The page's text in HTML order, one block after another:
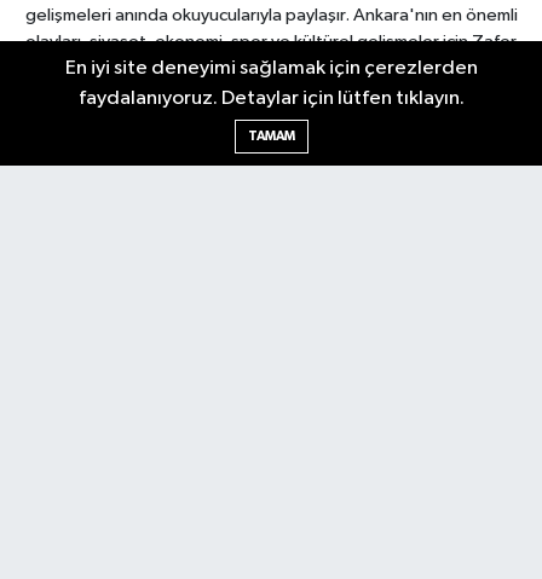
gelişmeleri anında okuyucularıyla paylaşır. Ankara'nın en önemli
olayları, siyaset, ekonomi, spor ve kültürel gelişmeler için Zafer
Gazetesi'ni takip edin. Başkentin güvendiği haber kaynağı.
En iyi site deneyimi sağlamak için çerezlerden
faydalanıyoruz. Detaylar için lütfen tıklayın.
TAMAM